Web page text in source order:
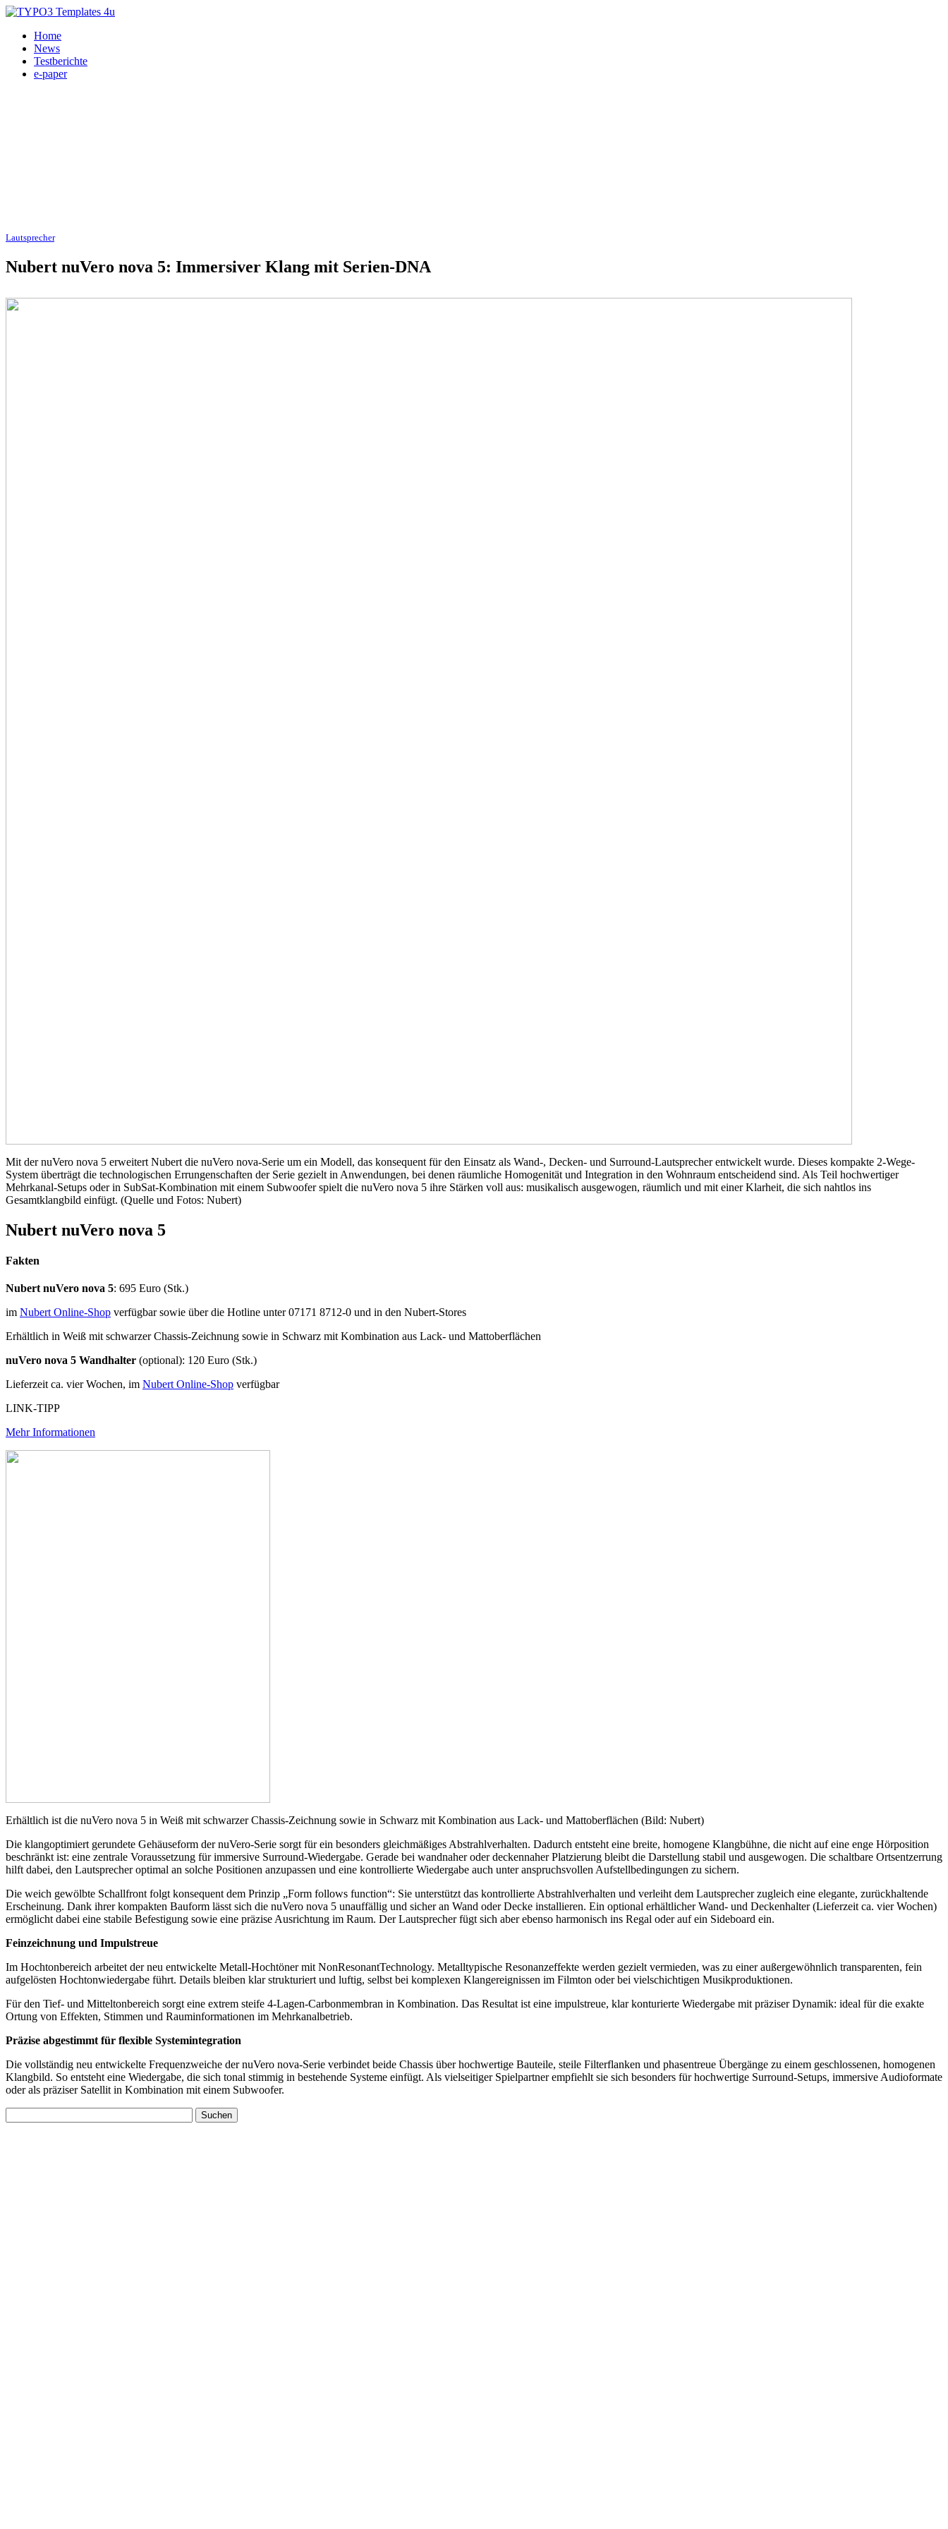
Home
News
Testberichte
e-paper
Lautsprecher, Nubert, HiFi, Heimkino 29.01.2026
Nubert nuVero nova 5: Immersiver Klang mit Serien-DNA
Mit der nuVero nova 5 erweitert Nubert die nuVero nova-Serie um ein Modell, das konsequent für den Einsatz als Wand-, Decken- und Surround-Lautsprecher entwickelt wurde. Dieses kompakte 2-Wege-
System überträgt die technologischen Errungenschaften der Serie gezielt in Anwendungen, bei denen räumliche Homogenität und Integration in den Wohnraum entscheidend sind. Als Teil hochwertiger
Mehrkanal-Setups oder in SubSat-Kombination mit einem Subwoofer spielt die nuVero nova 5 ihre Stärken voll aus: musikalisch ausgewogen, räumlich und mit einer Klarheit, die sich nahtlos ins
Gesamtklangbild einfügt. (Quelle und Fotos: Nubert)
Nubert nuVero nova 5
Fakten
Nubert nuVero nova 5: 695 Euro (Stk.)
im Nubert Online-Shop verfügbar sowie über die Hotline unter 07171 8712-0 und in den Nubert-Stores
Erhältlich in Weiß mit schwarzer Chassis-Zeichnung sowie in Schwarz mit Kombination aus Lack- und Mattoberflächen
nuVero nova 5 Wandhalter (optional): 120 Euro (Stk.)
Lieferzeit ca. vier Wochen, im Nubert Online-Shop verfügbar
LINK-TIPP
Mehr Informationen
Erhältlich ist die nuVero nova 5 in Weiß mit schwarzer Chassis-Zeichnung sowie in Schwarz mit Kombination aus Lack- und Mattoberflächen (Bild: Nubert)
Die klangoptimiert gerundete Gehäuseform der nuVero-Serie sorgt für ein besonders gleichmäßiges Abstrahlverhalten. Dadurch entsteht eine breite, homogene Klangbühne, die nicht auf eine enge Hörposition
beschränkt ist: eine zentrale Voraussetzung für immersive Surround-Wiedergabe. Gerade bei wandnaher oder deckennaher Platzierung bleibt die Darstellung stabil und ausgewogen. Die schaltbare Ortsentzerrung
hilft dabei, den Lautsprecher optimal an solche Positionen anzupassen und eine kontrollierte Wiedergabe auch unter anspruchsvollen Aufstellbedingungen zu sichern.
Die weich gewölbte Schallfront folgt konsequent dem Prinzip „Form follows function“: Sie unterstützt das kontrollierte Abstrahlverhalten und verleiht dem Lautsprecher zugleich eine elegante, zurückhaltende
Erscheinung. Dank ihrer kompakten Bauform lässt sich die nuVero nova 5 unauffällig und sicher an Wand oder Decke installieren. Ein optional erhältlicher Wand- und Deckenhalter (Lieferzeit ca. vier Wochen)
ermöglicht dabei eine stabile Befestigung sowie eine präzise Ausrichtung im Raum. Der Lautsprecher fügt sich aber ebenso harmonisch ins Regal oder auf ein Sideboard ein.
Feinzeichnung und Impulstreue
Im Hochtonbereich arbeitet der neu entwickelte Metall-Hochtöner mit NonResonantTechnology. Metalltypische Resonanzeffekte werden gezielt vermieden, was zu einer außergewöhnlich transparenten, fein
aufgelösten Hochtonwiedergabe führt. Details bleiben klar strukturiert und luftig, selbst bei komplexen Klangereignissen im Filmton oder bei vielschichtigen Musikproduktionen.
Für den Tief- und Mitteltonbereich sorgt eine extrem steife 4-Lagen-Carbonmembran in Kombination. Das Resultat ist eine impulstreue, klar konturierte Wiedergabe mit präziser Dynamik: ideal für die exakte
Ortung von Effekten, Stimmen und Rauminformationen im Mehrkanalbetrieb.
Präzise abgestimmt für flexible Systemintegration
Die vollständig neu entwickelte Frequenzweiche der nuVero nova-Serie verbindet beide Chassis über hochwertige Bauteile, steile Filterflanken und phasentreue Übergänge zu einem geschlossenen, homogenen
Klangbild. So entsteht eine Wiedergabe, die sich tonal stimmig in bestehende Systeme einfügt. Als vielseitiger Spielpartner empfiehlt sie sich besonders für hochwertige Surround-Setups, immersive Audioformate
oder als präziser Satellit in Kombination mit einem Subwoofer.